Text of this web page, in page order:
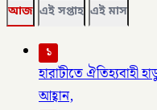
আজ এই সপ্তাহ এই মাস
১
হারাটীতে ঐতিহ্যবাহী
আহ্বান,